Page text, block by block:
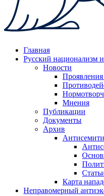
Главная
Русский национализм
Новости
Проявления
Мнения
Публикации
Документы
Архив
Карта
Неправомерный